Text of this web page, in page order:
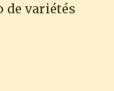
de variétés